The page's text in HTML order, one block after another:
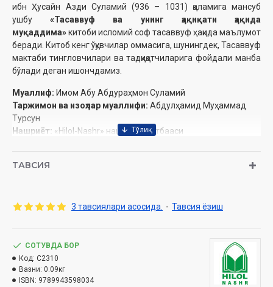
ибн Ҳусайн Азди Суламий (936 – 1031) қаламига мансуб
ушбу«Тасаввуф ва унинг ҳақиқати ҳақида
муқаддима»китоби исломий соф тасаввуф ҳақида маълумот
беради. Китоб кенг ўқувчилар оммасига, шунингдек, Тасаввуф
мактаби тингловчилари ва тадқиқотчиларига фойдали манба
бўлади деган ишончдамиз.
Муаллиф: Имом Абу Абдураҳмон Суламий
Таржимон ва изоҳлар муаллифи: Абдулҳамид Муҳаммад
Турсун
Нашриёт: «Нilol-Nashr» нашриёт-матбааси
ISBN:978-9943-5980-3-4
Дин ишлари бўйича қўмитанинг 2020 йил 4 январдаги 48
ТАВСИЯ
3 тавсиялари асосида. - Тавсия ёзиш
СОТУВДА БОР
Код: C2310
Вазни: 0.09кг
ISBN: 9789943598034